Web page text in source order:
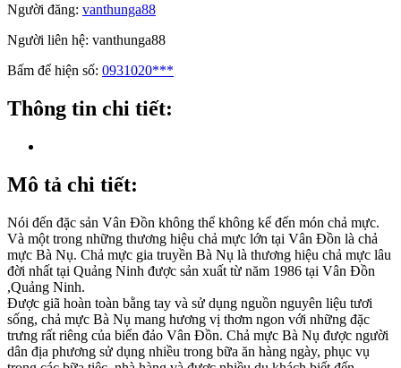
Người đăng: vanthunga88
Người liên hệ: vanthunga88
Bấm để hiện số: 0931020***
Thông tin chi tiết:
Mô tả chi tiết:
Nói đến đặc sản Vân Đồn không thể không kể đến món chả mực.
Và một trong những thương hiệu chả mực lớn tại Vân Đồn là chả
mực Bà Nụ. Chả mực gia truyền Bà Nụ là thương hiệu chả mực lâu
đời nhất tại Quảng Ninh được sản xuất từ năm 1986 tại Vân Đồn
,Quảng Ninh.
Được giã hoàn toàn bằng tay và sử dụng nguồn nguyên liệu tươi
sống, chả mực Bà Nụ mang hương vị thơm ngon với những đặc
trưng rất riêng của biển đảo Vân Đồn. Chả mực Bà Nụ được người
dân địa phương sử dụng nhiều trong bữa ăn hàng ngày, phục vụ